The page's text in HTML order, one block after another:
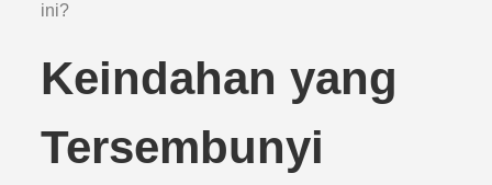
ini?
Keindahan yang
Tersembunyi